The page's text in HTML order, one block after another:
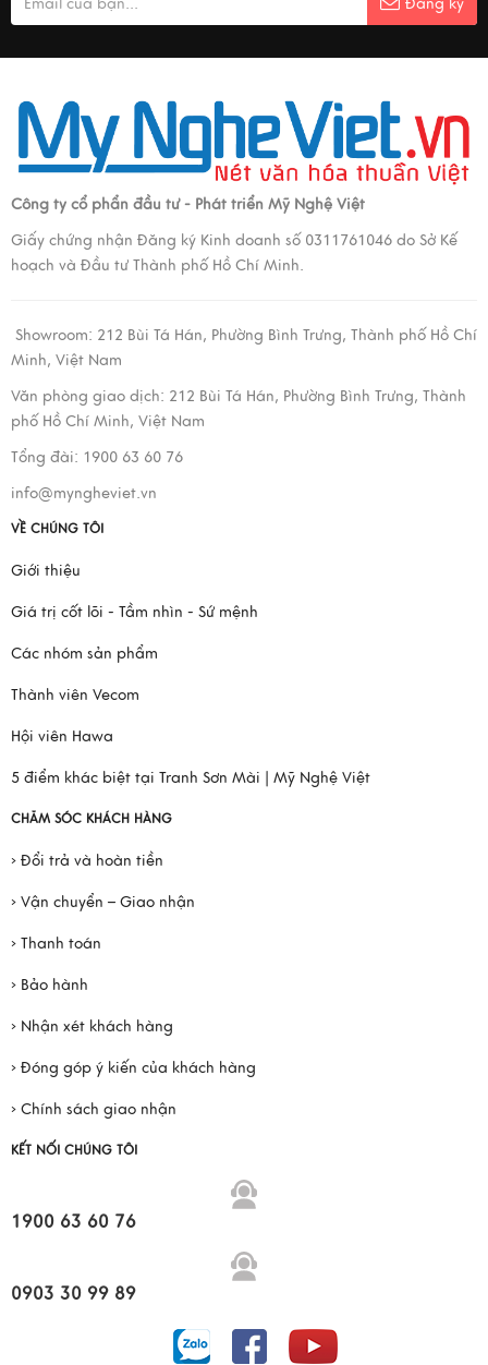
Công ty cổ phẩn đầu tư - Phát triển Mỹ Nghệ Việt
Giấy chứng nhận Đăng ký Kinh doanh số 0311761046 do Sở Kế
hoạch và Đầu tư Thành phố Hồ Chí Minh.
Showroom: 212 Bùi Tá Hán, Phường Bình Trưng, Thành phố Hồ Chí
Minh, Việt Nam
Văn phòng giao dịch: 212 Bùi Tá Hán, Phường Bình Trưng, Thành
phố Hồ Chí Minh, Việt Nam
Tổng đài: 1900 63 60 76
info@myngheviet.vn
VỀ CHÚNG TÔI
Giới thiệu
Giá trị cốt lõi - Tầm nhìn - Sứ mệnh
Các nhóm sản phẩm
Thành viên Vecom
Hội viên Hawa
5 điểm khác biệt tại Tranh Sơn Mài | Mỹ Nghệ Việt
CHĂM SÓC KHÁCH HÀNG
› Đổi trả và hoàn tiền
› Vận chuyển – Giao nhận
› Thanh toán
› Bảo hành
› Nhận xét khách hàng
› Đóng góp ý kiến của khách hàng
› Chính sách giao nhận
KẾT NỐI CHÚNG TÔI
1900 63 60 76
0903 30 99 89